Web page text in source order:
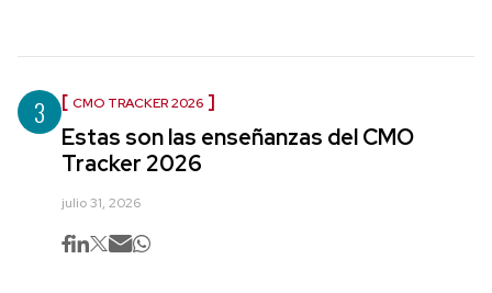
3 CMO TRACKER 2026
Estas son las enseñanzas del CMO
Tracker 2026
julio 31, 2026